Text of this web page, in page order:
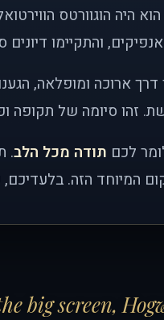
היה הוגוורטס
והתקיימו
ארוכה ומופלאה,
זהו סיומה של תקופה
לכם תודה מכל הלב.
המיוחד הזה.
big screen,